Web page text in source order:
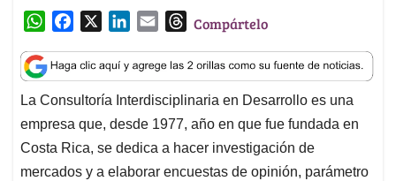
W
a
t
s
A
p
p
c
e
b
o
o
k
n
k
e
d
I
n
a
i
l
T
r
e
a
d
s
Compártelo
La Consultoría Interdisciplinaria en Desarrollo es una
empresa que, desde 1977, año en que fue fundada en
Costa Rica, se dedica a hacer investigación de
mercados y a elaborar encuestas de opinión, parámetro